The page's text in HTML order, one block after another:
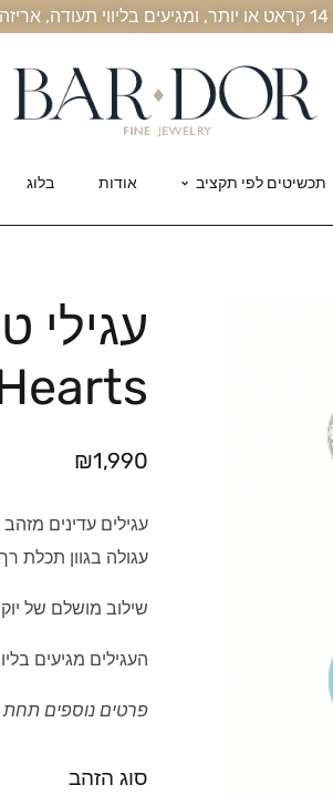
תכשיטים לפי תקציב אודות בלוג
עגילי
₪1,990
עגולה בגוון תכלת
שילוב מושלם של
העגילים מגיעים
פרטים נוספים
סוג הזהב